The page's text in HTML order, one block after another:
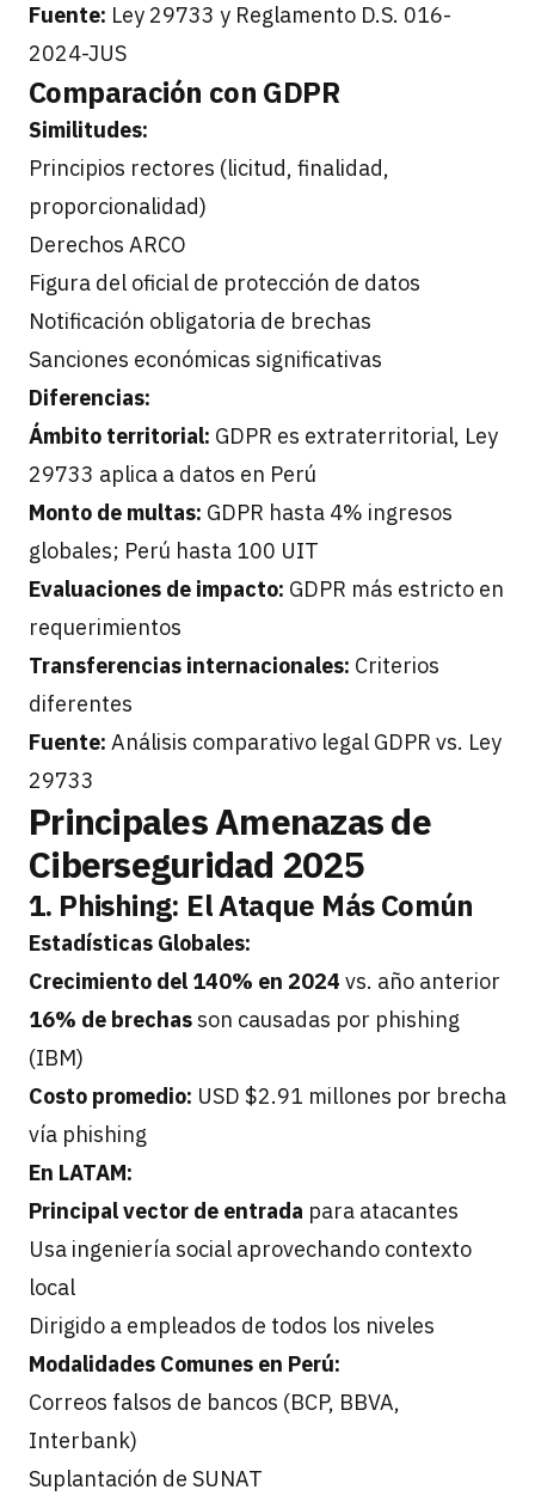
Fuente: Ley 29733 y Reglamento D.S. 016-
2024-JUS
Comparación con GDPR
Similitudes:
Principios rectores (licitud, finalidad,
proporcionalidad)
Derechos ARCO
Figura del oficial de protección de datos
Notificación obligatoria de brechas
Sanciones económicas significativas
Diferencias:
Ámbito territorial: GDPR es extraterritorial, Ley
29733 aplica a datos en Perú
Monto de multas: GDPR hasta 4% ingresos
globales; Perú hasta 100 UIT
Evaluaciones de impacto: GDPR más estricto en
requerimientos
Transferencias internacionales: Criterios
diferentes
Fuente: Análisis comparativo legal GDPR vs. Ley
29733
Principales Amenazas de
Ciberseguridad 2025
1. Phishing: El Ataque Más Común
Estadísticas Globales:
Crecimiento del 140% en 2024 vs. año anterior
16% de brechasson causadas por phishing
(IBM)
Costo promedio: USD $2.91 millones por brecha
vía phishing
En LATAM:
Principal vector de entrada para atacantes
Usa ingeniería social aprovechando contexto
local
Dirigido a empleados de todos los niveles
Modalidades Comunes en Perú:
Correos falsos de bancos (BCP, BBVA,
Interbank)
Suplantación de SUNAT